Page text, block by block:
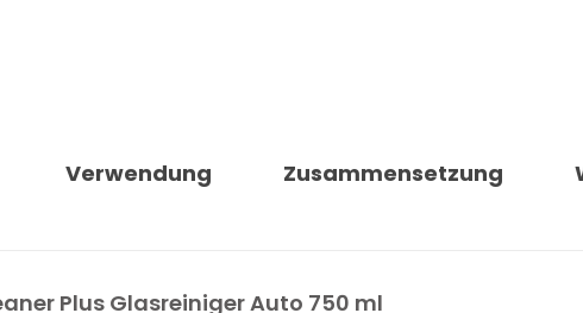
1 Minute.
Das Spülwasser entfernt die gelösten Rückstände.
Verwendung Zusammensetzung
Plus Glasreiniger Auto 750 ml